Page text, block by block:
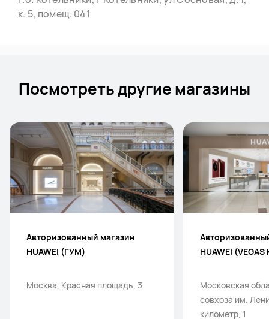
к. 5, помещ. 041
Посмотреть другие магазины
Авторизованный магазин
HUAWEI (ГУМ)
Москва, Красная площадь, 3
HUAWEI
Московская
совхоза им.
километр, 1